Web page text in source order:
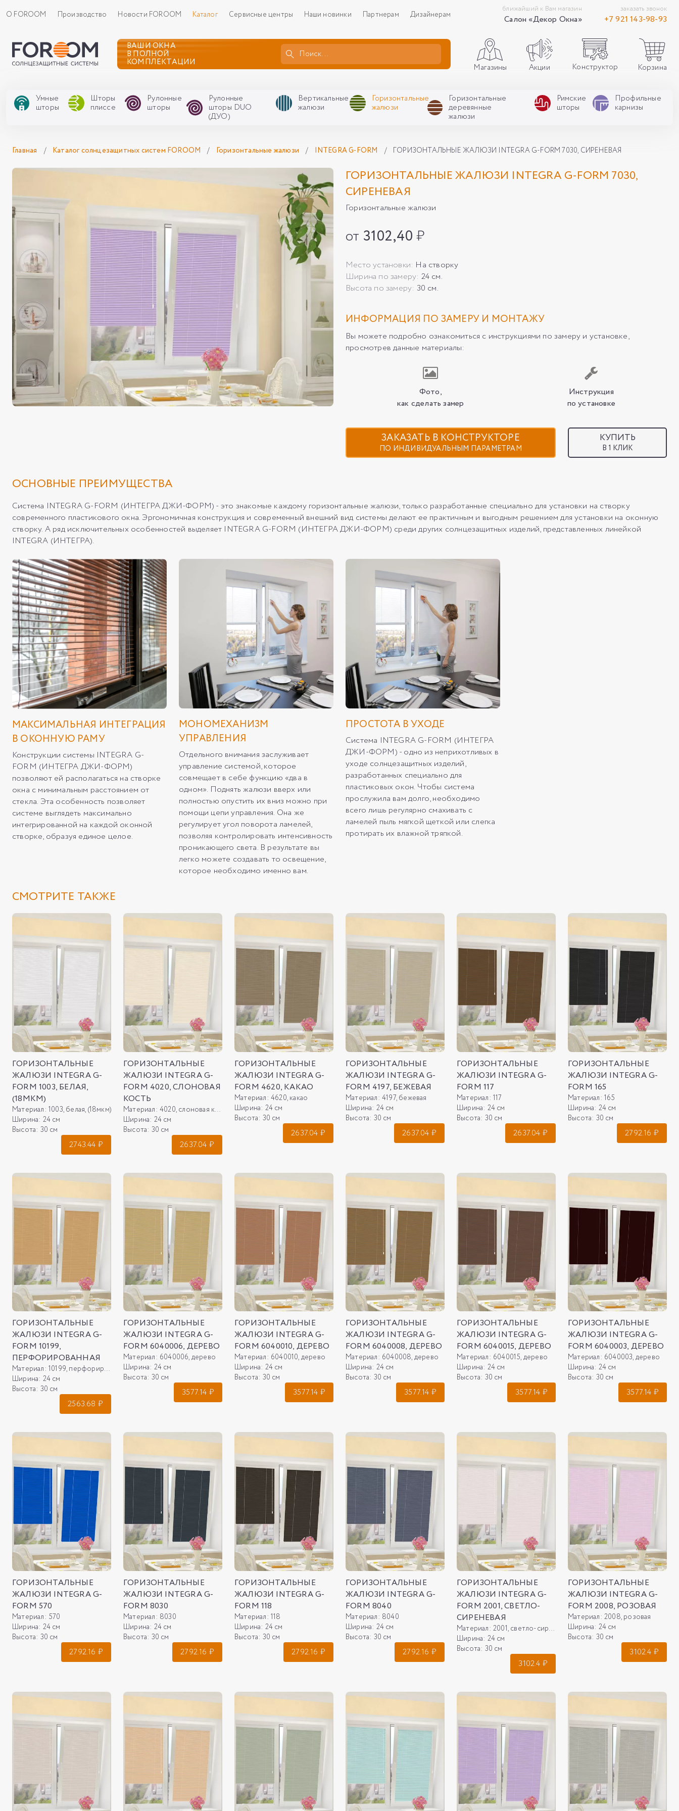
О FOROOM Производство Новости FOROOM Каталог Сервисные центры Наши новинки Партнерам Дизайнерам
ближайший к Вам магазин
Салон «Декор Окна»
заказать звонок
+7 921 143-98-93
ВАШИ ОКНА
В ПОЛНОЙ
КОМПЛЕКТАЦИИ
Магазины Акции Конструктор Корзина
Умные
шторы
Шторы
плиссе
Рулонные
шторы
Рулонные
шторы DUO
(ДУО)
Вертикальные
жалюзи
Горизонтальные
жалюзи
Горизонтальные
деревянные
жалюзи
Римские
шторы
Профильные
карнизы
Главная / Каталог солнцезащитных систем FOROOM / Горизонтальные жалюзи / INTEGRA G-FORM / ГОРИЗОНТАЛЬНЫЕ ЖАЛЮЗИ INTEGRA G-FORM 7030, СИРЕНЕВАЯ
ГОРИЗОНТАЛЬНЫЕ ЖАЛЮЗИ INTEGRA G-FORM 7030,
СИРЕНЕВАЯ
Горизонтальные жалюзи
от 3102,40₽
Место установки: На створку
Ширина по замеру: 24 см.
Высота по замеру: 30 см.
ИНФОРМАЦИЯ ПО ЗАМЕРУ И МОНТАЖУ
Вы можете подробно ознакомиться с инструкциями по замеру и установке,
просмотрев данные материалы:
Фото,
как сделать замер
Инструкция
по установке
ЗАКАЗАТЬ В КОНСТРУКТОРЕ
ПО ИНДИВИДУАЛЬНЫМ ПАРАМЕТРАМ
КУПИТЬ
В 1 КЛИК
ОСНОВНЫЕ ПРЕИМУЩЕСТВА
Система INTEGRA G-FORM (ИНТЕГРА ДЖИ-ФОРМ) - это знакомые каждому горизонтальные жалюзи, только разработанные специально для установки на створку
современного пластикового окна. Эргономичная конструкция и современный внешний вид системы делают ее практичным и выгодным решением для установки на оконную
створку. А ряд исключительных особенностей выделяет INTEGRA G-FORM (ИНТЕГРА ДЖИ-ФОРМ) среди других солнцезащитных изделий, представленных линейкой
INTEGRA (ИНТЕГРА).
МАКСИМАЛЬНАЯ ИНТЕГРАЦИЯ
В ОКОННУЮ РАМУ
Конструкции системы INTEGRA G-
FORM (ИНТЕГРА ДЖИ-ФОРМ)
позволяют ей располагаться на створке
окна с минимальным расстоянием от
стекла. Эта особенность позволяет
системе выглядеть максимально
интегрированной на каждой оконной
створке, образуя единое целое.
МОНОМЕХАНИЗМ
УПРАВЛЕНИЯ
Отдельного внимания заслуживает
управление системой, которое
совмещает в себе функцию «два в
одном». Поднять жалюзи вверх или
полностью опустить их вниз можно при
помощи цепи управления. Она же
регулирует угол поворота ламелей,
позволяя контролировать интенсивность
проникающего света. В результате вы
легко можете создавать то освещение,
которое необходимо именно вам.
ПРОСТОТА В УХОДЕ
Система INTEGRA G-FORM (ИНТЕГРА
ДЖИ-ФОРМ) - одно из неприхотливых в
уходе солнцезащитных изделий,
разработанных специально для
пластиковых окон. Чтобы система
прослужила вам долго, необходимо
всего лишь регулярно смахивать с
ламелей пыль мягкой щеткой или слегка
протирать их влажной тряпкой.
СМОТРИТЕ ТАКЖЕ
ГОРИЗОНТАЛЬНЫЕ
ЖАЛЮЗИ INTEGRA G-
FORM 1003, БЕЛАЯ,
(18МКМ)
Материал: 1003, белая, (18мкм)
Ширина: 24 см
Высота: 30 см
2743.44 ₽
ГОРИЗОНТАЛЬНЫЕ
ЖАЛЮЗИ INTEGRA G-
FORM 4020, СЛОНОВАЯ
КОСТЬ
Материал: 4020, слоновая кость
Ширина: 24 см
Высота: 30 см
2637.04 ₽
ГОРИЗОНТАЛЬНЫЕ
ЖАЛЮЗИ INTEGRA G-
FORM 4620, КАКАО
Материал: 4620, какао
Ширина: 24 см
Высота: 30 см
2637.04 ₽
ГОРИЗОНТАЛЬНЫЕ
ЖАЛЮЗИ INTEGRA G-
FORM 4197, БЕЖЕВАЯ
Материал: 4197, бежевая
Ширина: 24 см
Высота: 30 см
2637.04 ₽
ГОРИЗОНТАЛЬНЫЕ
ЖАЛЮЗИ INTEGRA G-
FORM 117
Материал: 117
Ширина: 24 см
Высота: 30 см
2637.04 ₽
ГОРИЗОНТАЛЬНЫЕ
ЖАЛЮЗИ INTEGRA G-
FORM 165
Материал: 165
Ширина: 24 см
Высота: 30 см
2792.16 ₽
ГОРИЗОНТАЛЬНЫЕ
ЖАЛЮЗИ INTEGRA G-
FORM 10199,
ПЕРФОРИРОВАННАЯ
Материал: 10199, перфорированная
Ширина: 24 см
Высота: 30 см
2563.68 ₽
ГОРИЗОНТАЛЬНЫЕ
ЖАЛЮЗИ INTEGRA G-
FORM 6040006, ДЕРЕВО
Материал: 6040006, дерево
Ширина: 24 см
Высота: 30 см
3577.14 ₽
ГОРИЗОНТАЛЬНЫЕ
ЖАЛЮЗИ INTEGRA G-
FORM 6040010, ДЕРЕВО
Материал: 6040010, дерево
Ширина: 24 см
Высота: 30 см
3577.14 ₽
ГОРИЗОНТАЛЬНЫЕ
ЖАЛЮЗИ INTEGRA G-
FORM 6040008, ДЕРЕВО
Материал: 6040008, дерево
Ширина: 24 см
Высота: 30 см
3577.14 ₽
ГОРИЗОНТАЛЬНЫЕ
ЖАЛЮЗИ INTEGRA G-
FORM 6040015, ДЕРЕВО
Материал: 6040015, дерево
Ширина: 24 см
Высота: 30 см
3577.14 ₽
ГОРИЗОНТАЛЬНЫЕ
ЖАЛЮЗИ INTEGRA G-
FORM 6040003, ДЕРЕВО
Материал: 6040003, дерево
Ширина: 24 см
Высота: 30 см
3577.14 ₽
ГОРИЗОНТАЛЬНЫЕ
ЖАЛЮЗИ INTEGRA G-
FORM 570
Материал: 570
Ширина: 24 см
Высота: 30 см
2792.16 ₽
ГОРИЗОНТАЛЬНЫЕ
ЖАЛЮЗИ INTEGRA G-
FORM 8030
Материал: 8030
Ширина: 24 см
Высота: 30 см
2792.16 ₽
ГОРИЗОНТАЛЬНЫЕ
ЖАЛЮЗИ INTEGRA G-
FORM 118
Материал: 118
Ширина: 24 см
Высота: 30 см
2792.16 ₽
ГОРИЗОНТАЛЬНЫЕ
ЖАЛЮЗИ INTEGRA G-
FORM 8040
Материал: 8040
Ширина: 24 см
Высота: 30 см
2792.16 ₽
ГОРИЗОНТАЛЬНЫЕ
ЖАЛЮЗИ INTEGRA G-
FORM 2001, СВЕТЛО-
СИРЕНЕВАЯ
Материал: 2001, светло-сиреневая
Ширина: 24 см
Высота: 30 см
3102.4 ₽
ГОРИЗОНТАЛЬНЫЕ
ЖАЛЮЗИ INTEGRA G-
FORM 2008, РОЗОВАЯ
Материал: 2008, розовая
Ширина: 24 см
Высота: 30 см
3102.4 ₽